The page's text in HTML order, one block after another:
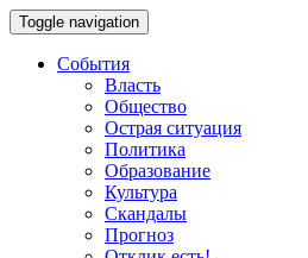
Toggle navigation
События
Власть
Общество
Острая ситуация
Политика
Образование
Культура
Скандалы
Прогноз